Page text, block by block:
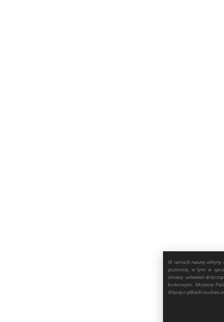
W ramach naszej witryny
poziomie, w tym w
zmiany ustawień
końcowym. Możecie
Więcej o plikach cookies